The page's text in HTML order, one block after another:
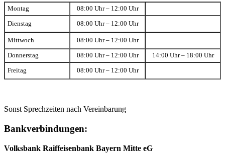
Montag 08:00 Uhr – 12:00 Uhr
Dienstag 08:00 Uhr – 12:00 Uhr
Mittwoch 08:00 Uhr – 12:00 Uhr
Donnerstag 08:00 Uhr – 12:00 Uhr 14:00 Uhr – 18:00 Uhr
Freitag 08:00 Uhr – 12:00 Uhr
Sonst Sprechzeiten nach Vereinbarung
Bankverbindungen:
Volksbank Raiffeisenbank Bayern Mitte eG